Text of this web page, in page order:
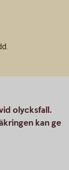
olycksfall.
kan ge